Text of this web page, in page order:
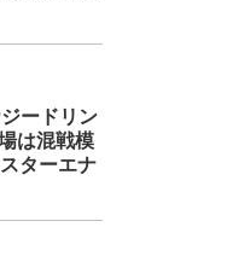
ードリン
は混戦模
ターエナ